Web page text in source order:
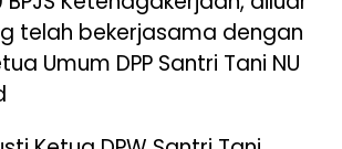
telah bekerjasama dengan
Umum DPP Santri Tani NU